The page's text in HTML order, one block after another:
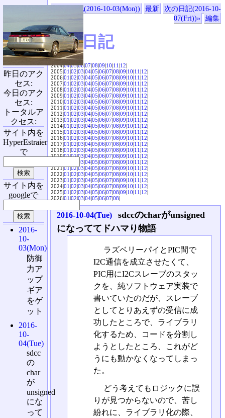
«前の日記(2016-10-03(Mon)) 最新
次の日記(2016-10-
07(Fri))»
編集
SVX日記
2004|04|05|06|07|08|09|10|11|12|
2005|01|02|03|04|05|06|07|08|09|10|11|12|
2006|01|02|03|04|05|06|07|08|09|10|11|12|
2007|01|02|03|04|05|06|07|08|09|10|11|12|
2008|01|02|03|04|05|06|07|08|09|10|11|12|
2009|01|02|03|04|05|06|07|08|09|10|11|12|
2010|01|02|03|04|05|06|07|08|09|10|11|12|
2011|01|02|03|04|05|06|07|08|09|10|11|12|
2012|01|02|03|04|05|06|07|08|09|10|11|12|
2013|01|02|03|04|05|06|07|08|09|10|11|12|
2014|01|02|03|04|05|06|07|08|09|10|11|12|
2015|01|02|03|04|05|06|07|08|09|10|11|12|
2016|01|02|03|04|05|06|07|08|09|10|11|12|
2017|01|02|03|04|05|06|07|08|09|10|11|12|
2018|01|02|03|04|05|06|07|08|09|10|11|12|
2019|01|02|03|04|05|06|07|08|09|10|11|12|
03|04|05|06|07|08|09|10|11|12|
2021|01|02|03|04|05|06|07|08|09|10|11|12|
2022|01|02|03|04|05|06|07|08|09|10|11|12|
2023|01|02|03|04|05|06|07|08|09|10|11|12|
2024|01|02|03|04|05|06|07|08|09|10|11|12|
2025|01|02|03|04|05|06|07|08|09|10|11|12|
2026|01|02|03|04|05|06|07|08|
2016-10-04(Tue)
sdccのcharがunsigned
になっててドハマり物語
ラズベリーパイとPIC間で
I2C通信を成立させたくて、
PIC用にI2Cスレーブのスタッ
クを、純ソフトウェア実装で
書いていたのだが、スレーブ
としてとりあえずの受信に成
功したところで、ライブラリ
化するため、コードを分割し
ようとしたところ、これがど
うにも動かなくなってしまっ
た。
どう考えてもロジックに誤
りが見つからないので、苦し
紛れに、ライブラリ化の際、
昨日のアク
セス:
今日のアク
セス:
トータルア
クセス:
サイト内を
HyperEstraier
で
サイト内を
googleで
2016-
10-
03(Mon)
防御
力ア
ップ
ギア
をゲ
ット
2016-
10-
04(Tue)
sdcc
の
char
が
unsigned
にな
って